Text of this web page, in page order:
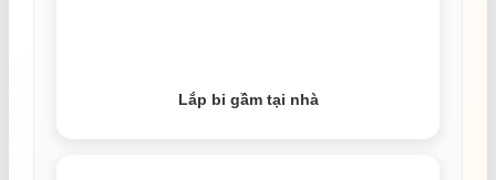
Lắp bi gầm tại nhà